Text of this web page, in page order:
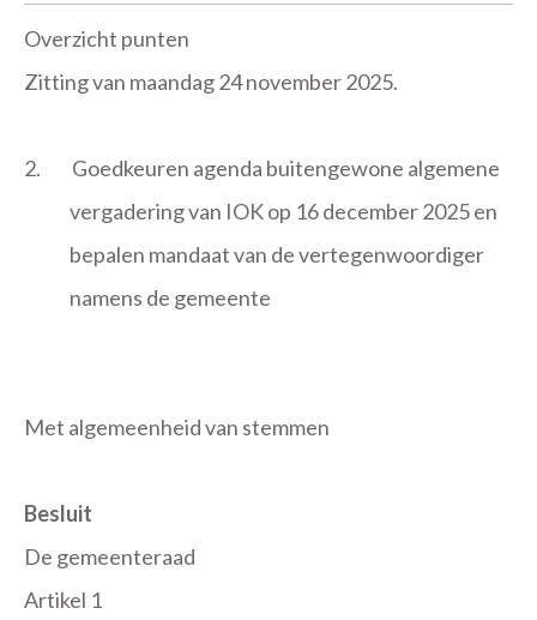
Overzicht punten
Zitting van maandag 24 november 2025.
2.
Goedkeuren agenda buitengewone algemene
vergadering van IOK op 16 december 2025 en
bepalen mandaat van de vertegenwoordiger
namens de gemeente
Met algemeenheid van stemmen
Besluit
De gemeenteraad
Artikel 1